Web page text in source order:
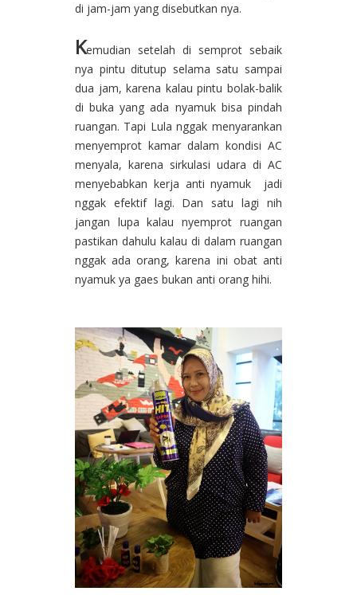
di jam-jam yang disebutkan nya.
Kemudian setelah di semprot sebaik
nya pintu ditutup selama satu sampai
dua jam, karena kalau pintu bolak-balik
di buka yang ada nyamuk bisa pindah
ruangan. Tapi Lula nggak menyarankan
menyemprot kamar dalam kondisi AC
menyala, karena sirkulasi udara di AC
menyebabkan kerja anti nyamuk jadi
nggak efektif lagi. Dan satu lagi nih
jangan lupa kalau nyemprot ruangan
pastikan dahulu kalau di dalam ruangan
nggak ada orang, karena ini obat anti
nyamuk ya gaes bukan anti orang hihi.